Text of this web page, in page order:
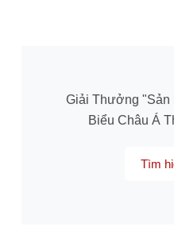
Giải Thưởng "Sản
Biểu Châu Á
Tìm